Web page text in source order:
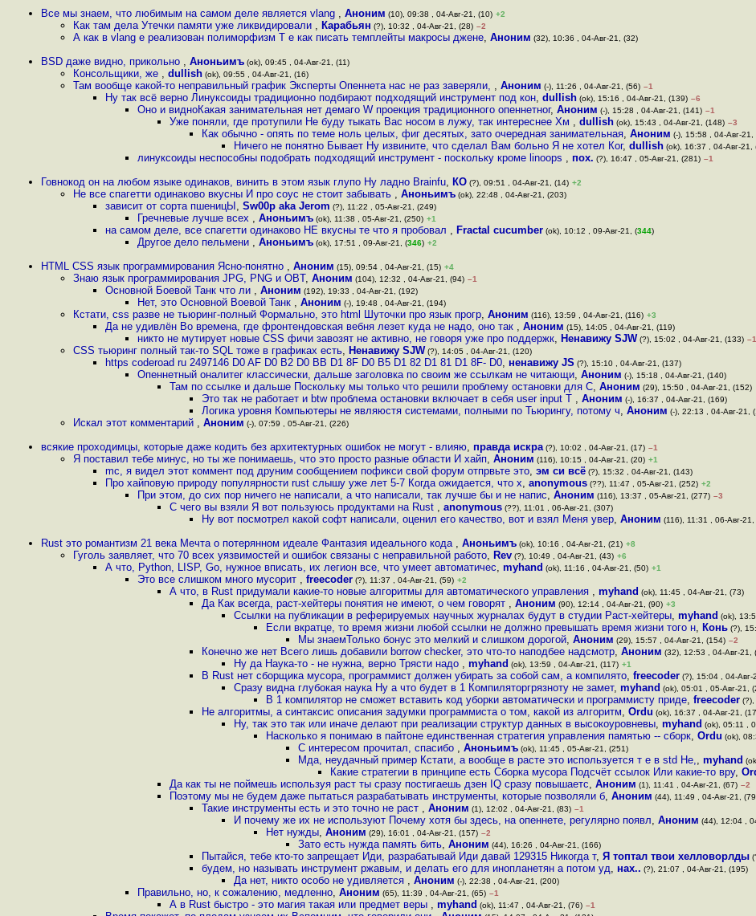
Все мы знаем, что любимым на самом деле является vlang , Аноним (10), 09:38 , 04-Авг-21, (10) +2
Как там дела Утечки памяти уже ликвидировали , Карабьян (?), 10:32 , 04-Авг-21, (28) –2
А как в vlang е реализован полиморфизм Т е как писать темплейты макросы джене, Аноним (32), 10:36 , 04-Авг-21, (32)
BSD даже видно, прикольно , Аноньимъ (ok), 09:45 , 04-Авг-21, (11)
Консольщики, же , dullish (ok), 09:55 , 04-Авг-21, (16)
Там вообще какой-то неправильный график Эксперты Опеннета нас не раз заверяли, , Аноним (-), 11:26 , 04-Авг-21, (56) –1
Ну так всё верно Линуксоиды традиционно подбирают подходящий инструмент под кон, dullish (ok), 15:16 , 04-Авг-21, (139) –6
Оно и видноКакая занимательная нет демаго W проекция традиционного опеннетног, Аноним (-), 15:28 , 04-Авг-21, (141) –1
Уже поняли, где протупили Не буду тыкать Вас носом в лужу, так интереснее Хм , dullish (ok), 15:43 , 04-Авг-21, (148) –3
Как обычно - опять по теме ноль целых, фиг десятых, зато очередная занимательная, Аноним (-), 15:58 , 04-Авг-21,
Ничего не понятно Бывает Ну извините, что сделал Вам больно Я не хотел Ког, dullish (ok), 16:37 , 04-Авг-21,
линуксоиды неспособны подобрать подходящий инструмент - поскольку кроме linoops , пох. (?), 16:47 , 05-Авг-21, (281) –1
Говнокод он на любом языке одинаков, винить в этом язык глупо Ну ладно Brainfu, КО (?), 09:51 , 04-Авг-21, (14) +2
Не все спагетти одинаково вкусны И про соус не стоит забывать , Аноньимъ (ok), 22:48 , 04-Авг-21, (203)
зависит от сорта пшеницЫ , Sw00p aka Jerom (?), 11:22 , 05-Авг-21, (249)
Гречневые лучше всех , Аноньимъ (ok), 11:38 , 05-Авг-21, (250) +1
на самом деле, все спагетти одинаково НЕ вкусны те что я пробовал , Fractal cucumber (ok), 10:12 , 09-Авг-21, (344)
Другое дело пельмени , Аноньимъ (ok), 17:51 , 09-Авг-21, (346) +2
HTML CSS язык программирования Ясно-понятно , Аноним (15), 09:54 , 04-Авг-21, (15) +4
Знаю язык программирования JPG, PNG и OBT, Аноним (104), 12:32 , 04-Авг-21, (94) –1
Основной Боевой Танк что ли , Аноним (192), 19:33 , 04-Авг-21, (192)
Нет, это Основной Воевой Танк , Аноним (-), 19:48 , 04-Авг-21, (194)
Кстати, css разве не тьюринг-полный Формально, это html Шуточки про язык прогр, Аноним (116), 13:59 , 04-Авг-21, (116) +3
Да не удивлён Во времена, где фронтендовская вебня лезет куда не надо, оно так , Аноним (15), 14:05 , 04-Авг-21, (119)
никто не мутирует новые CSS фичи завозят не активно, не говоря уже про поддержк, Ненавижу SJW (?), 15:02 , 04-Авг-21, (133) –1
CSS тьюринг полный так-то SQL тоже в графиках есть, Ненавижу SJW (?), 14:05 , 04-Авг-21, (120)
https coderoad ru 2497146 D0 AF D0 B2 D0 BB D1 8F D0 B5 D1 82 D1 81 D1 8F- D0, ненавижу JS (?), 15:10 , 04-Авг-21, (137)
Опеннетный оналитег классически, дальше заголовка по своим же ссылкам не читающи, Аноним (-), 15:18 , 04-Авг-21, (140)
Там по ссылке и дальше Поскольку мы только что решили проблему остановки для C, Аноним (29), 15:50 , 04-Авг-21, (152)
Это так не работает и btw проблема остановки включает в себя user input Т , Аноним (-), 16:37 , 04-Авг-21, (169)
Логика уровня Компьютеры не являюстя системами, полными по Тьюрингу, потому ч, Аноним (-), 22:13 , 04-Авг-21,
Искал этот комментарий , Аноним (-), 07:59 , 05-Авг-21, (226)
всякие проходимцы, которые даже кодить без архитектурных ошибок не могут - влияю, правда искра (?), 10:02 , 04-Авг-21, (17) –1
Я поставил тебе минус, но ты же понимаешь, что это просто разные области И хайп, Аноним (116), 10:15 , 04-Авг-21, (20) +1
mc, я видел этот коммент под друним сообщением пофикси свой форум отпрвьте это, эм си всё (?), 15:32 , 04-Авг-21, (143)
Про хайповую природу популярности rust слышу уже лет 5-7 Когда ожидается, что х, anonymous (??), 11:47 , 05-Авг-21, (252) +2
При этом, до сих пор ничего не написали, а что написали, так лучше бы и не напис, Аноним (116), 13:37 , 05-Авг-21, (277) –3
С чего вы взяли Я вот пользуюсь продуктами на Rust , anonymous (??), 11:01 , 06-Авг-21, (307)
Ну вот посмотрел какой софт написали, оценил его качество, вот и взял Меня увер, Аноним (116), 11:31 , 06-Авг-
Rust это романтизм 21 века Мечта о потерянном идеале Фантазия идеального кода , Аноньимъ (ok), 10:16 , 04-Авг-21, (21) +8
Гуголь заявляет, что 70 всех уязвимостей и ошибок связаны с неправильной работо, Rev (?), 10:49 , 04-Авг-21, (43) +6
А что, Python, LISP, Go, нужное вписать, их легион все, что умеет автоматичес, myhand (ok), 11:16 , 04-Авг-21, (50) +1
Это все слишком много мусорит , freecoder (?), 11:37 , 04-Авг-21, (59) +2
А что, в Rust придумали какие-то новые алгоритмы для автоматического управления , myhand (ok), 11:45 , 04-Авг-21, (73)
Да Как всегда, раст-хейтеры понятия не имеют, о чем говорят , Аноним (90), 12:14 , 04-Авг-21, (90) +3
Ссылки на публикации в реферируемых научных журналах будут в студии Раст-хейтеры, myhand (ok),
Если вкратце, то время жизни любой ссылки не должно превышать время жизни того н, Конь (?),
Мы знаемТолько бонус это мелкий и слишком дорогой, Аноним (29), 15:57 , 04-Авг-21, (154) –2
Конечно же нет Всего лишь добавили borrow checker, это что-то наподбее надсмотр, Аноним (32), 12:53 , 04-Авг-21,
Ну да Наука-то - не нужна, верно Трясти надо , myhand (ok), 13:59 , 04-Авг-21, (117) +1
В Rust нет сборщика мусора, программист должен убирать за собой сам, а компилято, freecoder (?), 15:04 , 04-Авг-
Сразу видна глубокая наука Ну а что будет в 1 Компиляторгрязноту не замет, myhand (ok), 05:01 , 05-Авг-21,
В 1 компилятор не сможет вставить код уборки автоматически и программисту приде, freecoder
Не алгоритмы, а синтаксис описания задумки программиста о том, какой из алгоритм, Ordu (ok), 16:37 , 04-Авг-21,
Ну, так это так или иначе делают при реализации структур данных в высокоуровневы, myhand (ok), 05:11 ,
Насколько я понимаю в пайтоне единственная стратегия управления памятью -- сборк, Ordu (ok),
С интересом прочитал, спасибо , Аноньимъ (ok), 11:45 , 05-Авг-21, (251)
Мда, неудачный пример Кстати, а вообще в расте это используется т е в std Не,, myhand
Какие стратегии в принципе есть Сборка мусора Подсчёт ссылок Или какие-то вру,
Да как ты не поймешь используя раст ты сразу постигаешь дзен IQ сразу повышаетс, Аноним (1), 11:41 , 04-Авг-21, (67) –2
Поэтому мы не будем даже пытаться разрабатывать инструменты, которые позволяли б, Аноним (44), 11:49 , 04-Авг-21,
Такие инструменты есть и это точно не раст , Аноним (1), 12:02 , 04-Авг-21, (83) –1
И почему же их не используют Почему хотя бы здесь, на опеннете, регулярно появл, Аноним (44), 12:04 ,
Нет нужды, Аноним (29), 16:01 , 04-Авг-21, (157) –2
Зато есть нужда память бить, Аноним (44), 16:26 , 04-Авг-21, (166)
Пытайся, тебе кто-то запрещает Иди, разрабатывай Иди давай 129315 Никогда т, Я топтал твои хелловорлды
будем, но называть инструмент ржавым, и делать его для инопланетян а потом уд, нах.. (?), 21:07 , 04-Авг-21, (195)
Да нет, никто особо не удивляется , Аноним (-), 22:38 , 04-Авг-21, (200)
Правильно, но, к сожалению, медленно, Аноним (65), 11:39 , 04-Авг-21, (65) –1
А в Rust быстро - это магия такая или предмет веры , myhand (ok), 11:47 , 04-Авг-21, (76) –1